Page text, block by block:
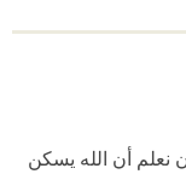
نعلم أن الله يسكن